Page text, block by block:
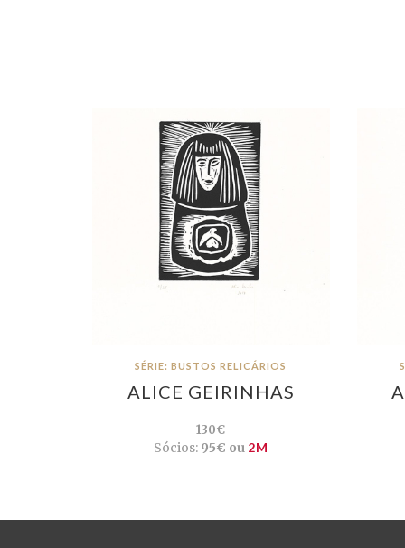
SÉRIE: BUSTOS RELICÁRIOS
ALICE GEIRINHAS
130€
Sócios:95€ ou 2M